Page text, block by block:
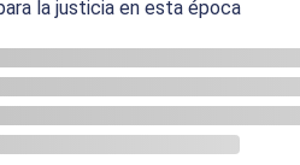
la justicia en esta época